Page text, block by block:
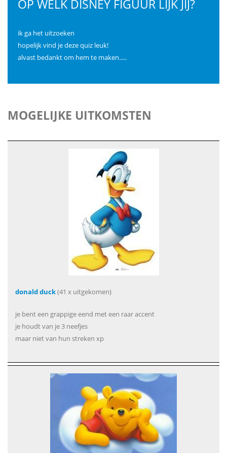
OP WELK DISNEY FIGUUR LIJK JIJ?
ik ga het uitzoeken
hopelijk vind je deze quiz leuk!
alvast bedankt om hem te maken.....
MOGELIJKE UITKOMSTEN
donald duck(41 x uitgekomen)
je bent een grappige eend met een raar accent
je houdt van je 3 neefjes
maar niet van hun streken xp